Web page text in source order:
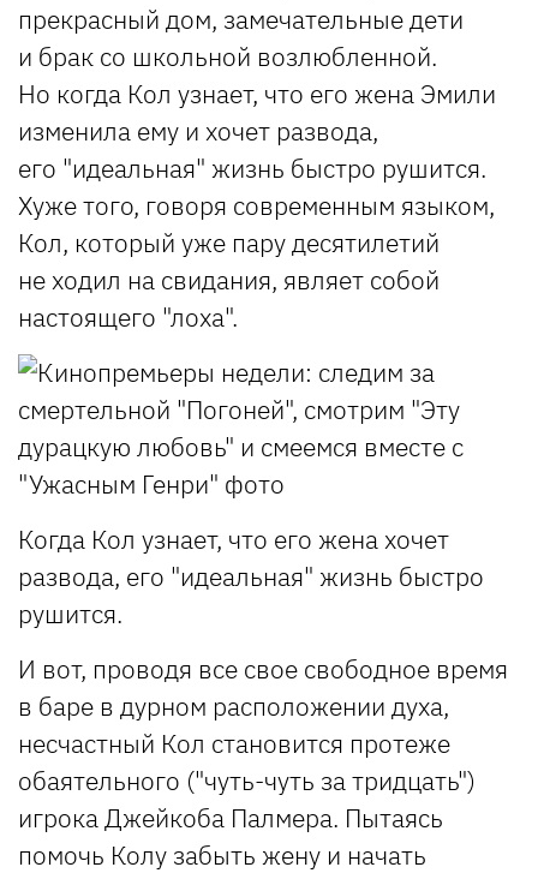
прекрасный дом, замечательные дети
и брак со школьной возлюбленной.
Но когда Кол узнает, что его жена Эмили
изменила ему и хочет развода,
его "идеальная" жизнь быстро рушится.
Хуже того, говоря современным языком,
Кол, который уже пару десятилетий
не ходил на свидания, являет собой
настоящего "лоха".
Когда Кол узнает, что его жена хочет
развода, его "идеальная" жизнь быстро
рушится.
И вот, проводя все свое свободное время
в баре в дурном расположении духа,
несчастный Кол становится протеже
обаятельного ("чуть-чуть за тридцать")
игрока Джейкоба Палмера. Пытаясь
помочь Колу забыть жену и начать